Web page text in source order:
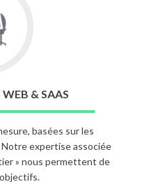
& SAAS
basées sur les
expertise associée
» nous permettent de